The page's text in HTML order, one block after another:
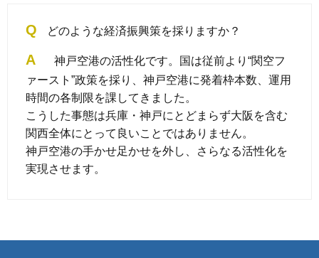
Q どのような経済振興策を採りますか？
A
神戸空港の活性化です。国は従前より“関空フ
ァースト”政策を採り、神戸空港に発着枠本数、運用
時間の各制限を課してきました。
こうした事態は兵庫・神戸にとどまらず大阪を含む
関西全体にとって良いことではありません。
神戸空港の手かせ足かせを外し、さらなる活性化を
実現させます。